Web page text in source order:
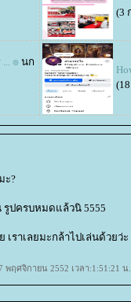
(3
๏ นก
ะ?
ปครบหมดแล้วนิ 5555
เราเลยมะกล้าไปเล่นด้วยว่
พฤศจิกายน 2552 เวลา:1:51:21 น.